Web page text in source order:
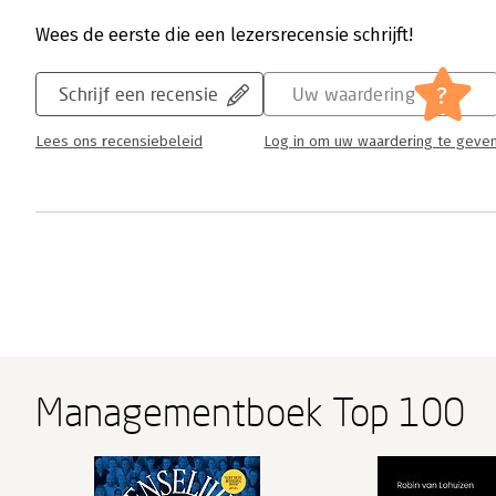
Wees de eerste die een lezersrecensie schrijft!
Schrijf een recensie
Lees ons recensiebeleid
Uw waardering ?
Log in om uw waardering te
Managementboek Top 100